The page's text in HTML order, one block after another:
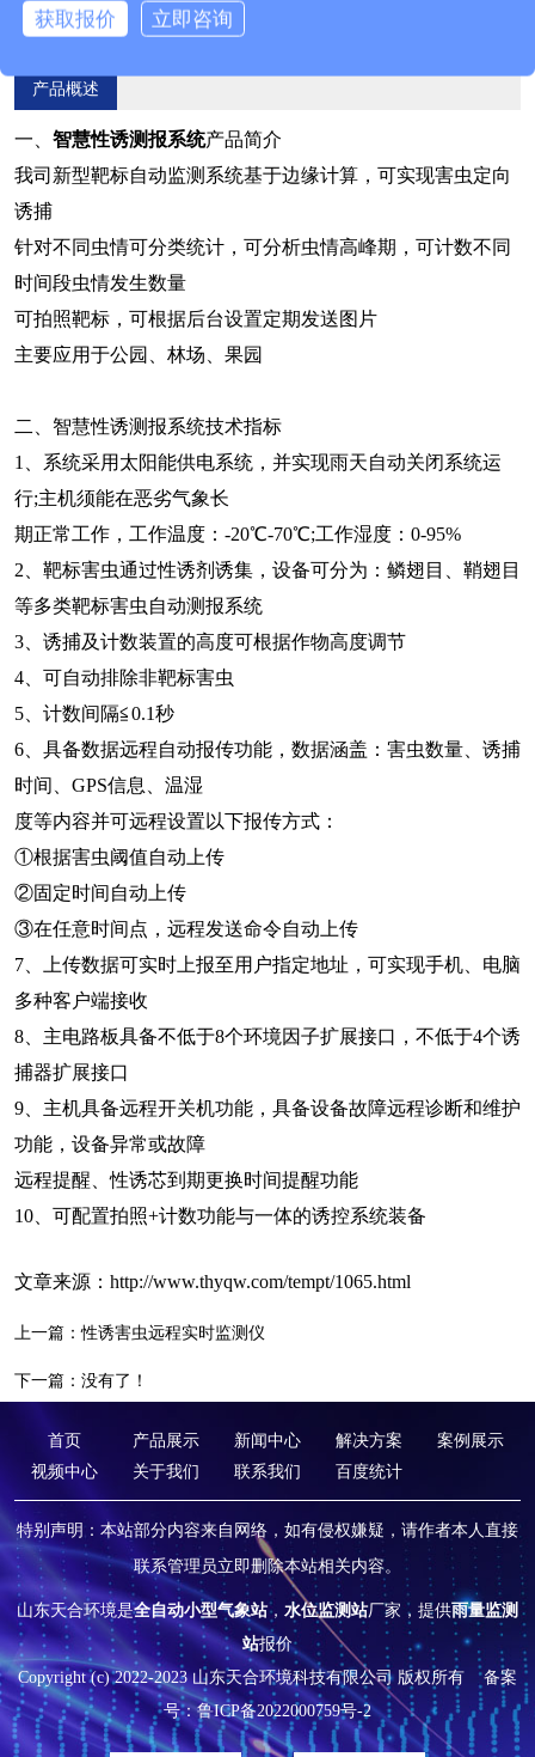
土壤水分传感器
产品概述
一、 智慧性诱测报系统产品简介
我司新型靶标自动监测系统基于边缘计算，可实现害虫定向
诱捕
针对不同虫情可分类统计，可分析虫情高峰期，可计数不同
时间段虫情发生数量
可拍照靶标，可根据后台设置定期发送图片
主要应用于公园、林场、果园
二、智慧性诱测报系统技术指标
1、系统采用太阳能供电系统，并实现雨天自动关闭系统运
行;主机须能在恶劣气象长
期正常工作，工作温度：-20℃-70℃;工作湿度：0-95%
2、靶标害虫通过性诱剂诱集，设备可分为：鳞翅目、鞘翅目
等多类靶标害虫自动测报系统
3、诱捕及计数装置的高度可根据作物高度调节
4、可自动排除非靶标害虫
5、计数间隔≦0.1秒
6、具备数据远程自动报传功能，数据涵盖：害虫数量、诱捕
时间、GPS信息、温湿
度等内容并可远程设置以下报传方式：
①根据害虫阈值自动上传
②固定时间自动上传
③在任意时间点，远程发送命令自动上传
7、上传数据可实时上报至用户指定地址，可实现手机、电脑
多种客户端接收
8、主电路板具备不低于8个环境因子扩展接口，不低于4个诱
捕器扩展接口
9、主机具备远程开关机功能，具备设备故障远程诊断和维护
功能，设备异常或故障
远程提醒、性诱芯到期更换时间提醒功能
10、可配置拍照+计数功能与一体的诱控系统装备
文章来源： http://www.thyqw.com/tempt/1065.html
上一篇：性诱害虫远程实时监测仪
下一篇：没有了！
首页 产品展示 新闻中心 解决方案
案例展示
视频中心
关于我们 联系我们 百度统计
特别声明：本站部分内容来自网络，如有侵权嫌疑，请作者本人直接
联系管理员立即删除本站相关内容。
山东天合环境是全自动小型气象站， 水位监测站厂家，提供雨量监测
站报价
Copyright (c) 2022-2023 山东天合环境科技有限公司 版权所有备案
号：鲁ICP备2022000759号-2
获取报价 立即咨询